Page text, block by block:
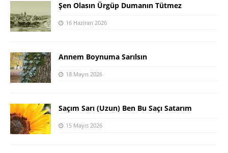
Şen Olasın Ürgüp Dumanın Tütmez
16 Haziran 2026
Annem Boynuma Sarılsın
18 Mayıs 2026
Saçım Sarı (Uzun) Ben Bu Saçı Satarım
15 Mayıs 2026